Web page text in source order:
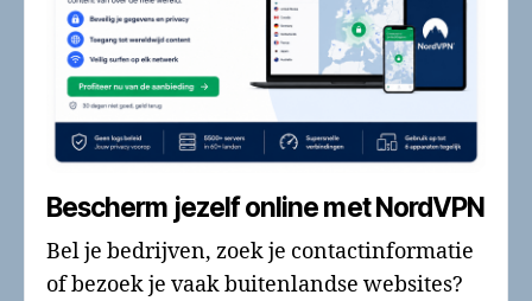
Bescherm jezelf online met NordVPN
Bel je bedrijven, zoek je contactinformatie
of bezoek je vaak buitenlandse websites?